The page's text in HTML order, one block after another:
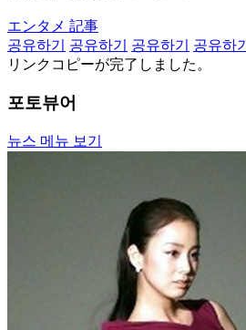
エンタメ 記事
공유하기
공유하기 공유하기 공유하기
リンクコピーが完了しました。
포토뷰어
뉴스 메뉴 보기